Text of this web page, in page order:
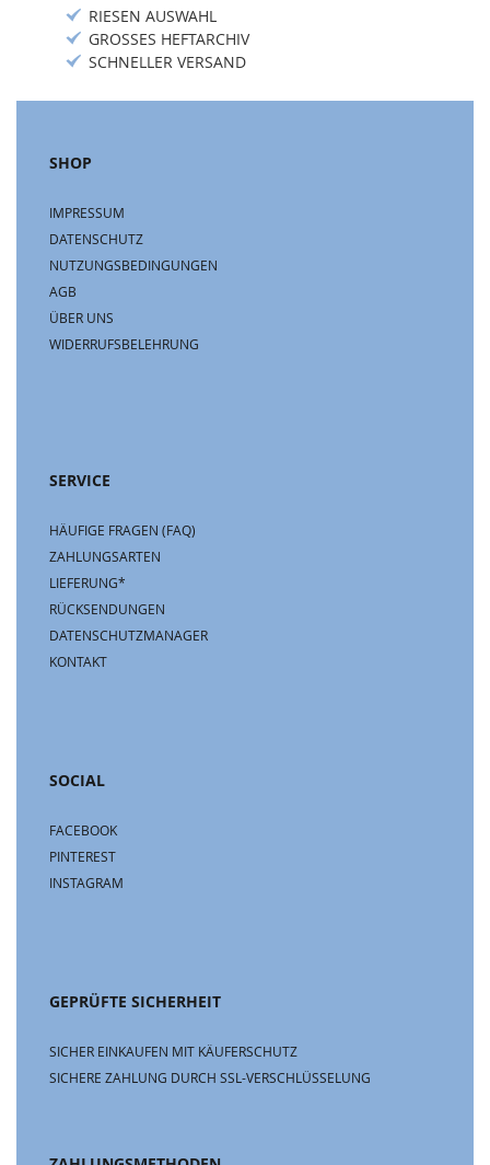
RIESEN AUSWAHL
GROSSES HEFTARCHIV
SCHNELLER VERSAND
SHOP
IMPRESSUM
DATENSCHUTZ
NUTZUNGSBEDINGUNGEN
AGB
ÜBER UNS
WIDERRUFSBELEHRUNG
SERVICE
HÄUFIGE FRAGEN (FAQ)
ZAHLUNGSARTEN
LIEFERUNG*
RÜCKSENDUNGEN
DATENSCHUTZMANAGER
KONTAKT
SOCIAL
FACEBOOK
PINTEREST
INSTAGRAM
GEPRÜFTE SICHERHEIT
SICHER EINKAUFEN MIT KÄUFERSCHUTZ
SICHERE ZAHLUNG DURCH SSL-VERSCHLÜSSELUNG